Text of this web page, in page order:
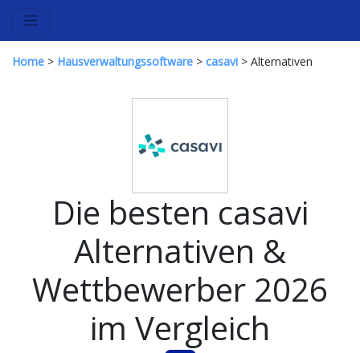
Home > Hausverwaltungssoftware > casavi > Alternativen
Die besten casavi
Alternativen &
Wettbewerber 2026
im Vergleich